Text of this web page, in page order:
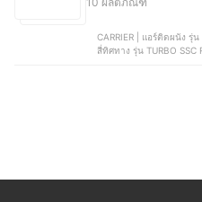
CARRIER | แอร์ติดผนัง รุ่น X-INVERTER Plus, SAIJO DENKI | แอร์ฝังฝ้า
สี่ทิศทาง รุ่น TURBO SSC